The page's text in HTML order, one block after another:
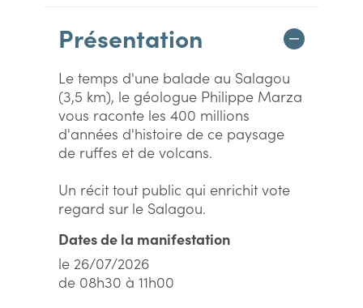
Présentation
Le temps d'une balade au Salagou
(3,5 km), le géologue Philippe Marza
vous raconte les 400 millions
d'années d'histoire de ce paysage
de ruffes et de volcans.
Un récit tout public qui enrichit vote
regard sur le Salagou.
Dates de la manifestation
le 26/07/2026
de 08h30 à 11h00